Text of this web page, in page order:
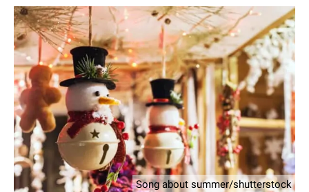
Song about summer/shutterstock